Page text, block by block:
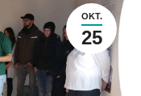
OKT.
25